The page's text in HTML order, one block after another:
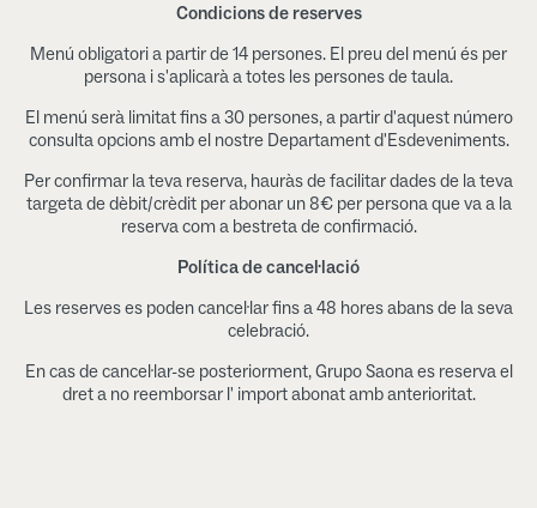
Condicions de reserves
Menú obligatori a partir de 14 persones. El preu del menú és per
persona i s'aplicarà a totes les persones de taula.
El menú serà limitat fins a 30 persones, a partir d'aquest número
consulta opcions amb el nostre Departament d'Esdeveniments.
Per confirmar la teva reserva, hauràs de facilitar dades de la teva
targeta de dèbit/crèdit per abonar un 8€ per persona que va a la
reserva com a bestreta de confirmació.
Política de cancel·lació
Les reserves es poden cancel·lar fins a 48 hores abans de la seva
celebració.
En cas de cancel·lar-se posteriorment, Grupo Saona es reserva el
dret a no reemborsar l' import abonat amb anterioritat.